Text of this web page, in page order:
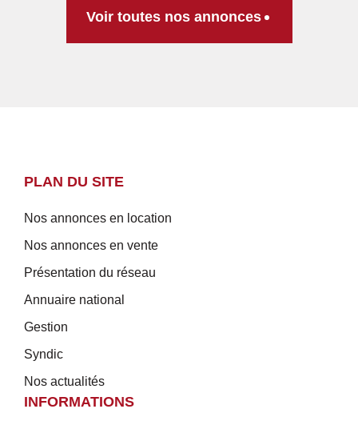
Voir toutes nos annonces
PLAN DU SITE
Nos annonces en location
Nos annonces en vente
Présentation du réseau
Annuaire national
Gestion
Syndic
Nos actualités
INFORMATIONS